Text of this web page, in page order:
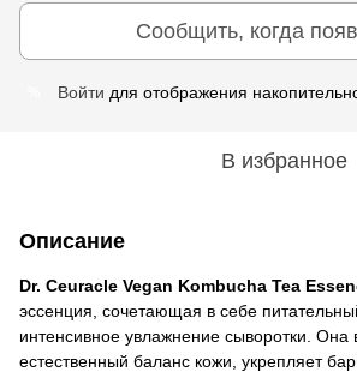
Сообщить, когда
Войти для отображения
В избранное
Описание
Dr. Ceuracle Vegan Kombucha Tea
эссенция, сочетающая в себе
интенсивное увлажнение сыворотки. Она
естественный баланс кожи, укрепляет